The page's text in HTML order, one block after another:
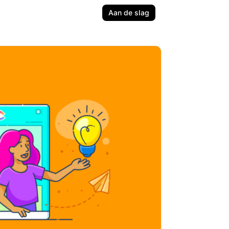
Aan de slag